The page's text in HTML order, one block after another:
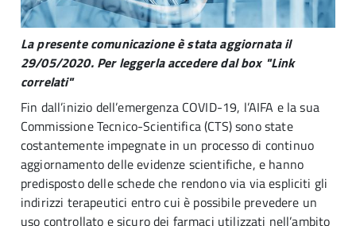
La presente comunicazione è stata aggiornata il
29/05/2020. Per leggerla accedere dal box "Link
correlati"
Fin dall’inizio dell’emergenza COVID-19, l’AIFA e la sua
Commissione Tecnico-Scientifica (CTS) sono state
costantemente impegnate in un processo di continuo
aggiornamento delle evidenze scientifiche, e hanno
predisposto delle schede che rendono via via espliciti gli
indirizzi terapeutici entro cui è possibile prevedere un
uso controllato e sicuro dei farmaci utilizzati nell’ambito